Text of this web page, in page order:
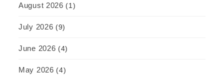
August 2026 (1)
July 2026 (9)
June 2026 (4)
May 2026 (4)